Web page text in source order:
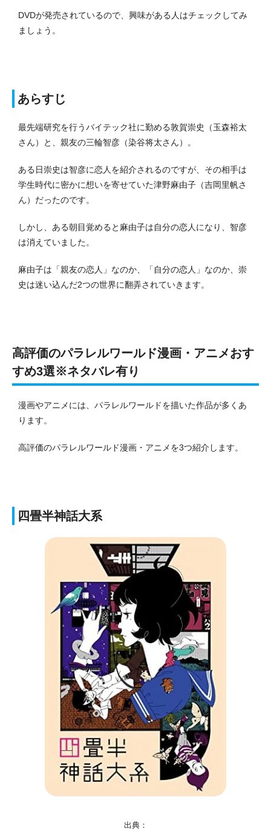
DVDが発売されているので、興味がある人はチェックしてみ
ましょう。
あらすじ
最先端研究を行うバイテック社に勤める敦賀崇史（玉森裕太
さん）と、親友の三輪智彦（染谷将太さん）。
ある日崇史は智彦に恋人を紹介されるのですが、その相手は
学生時代に密かに想いを寄せていた津野麻由子（吉岡里帆さ
ん）だったのです。
しかし、ある朝目覚めると麻由子は自分の恋人になり、智彦
は消えていました。
麻由子は「親友の恋人」なのか、「自分の恋人」なのか、崇
史は迷い込んだ2つの世界に翻弄されていきます。
高評価のパラレルワールド漫画・アニメおす
すめ3選※ネタバレ有り
漫画やアニメには、パラレルワールドを描いた作品が多くあ
ります。
高評価のパラレルワールド漫画・アニメを3つ紹介します。
四畳半神話大系
出典：